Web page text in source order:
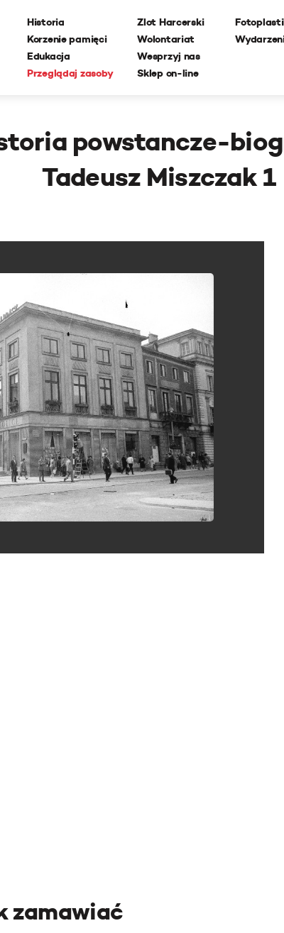
Historia
Korzenie pamięci
Edukacja
Przeglądaj zasoby
Zlot Harcerski
Wolontariat
Wesprzyj nas
Sklep on-line
powstancze-
Tadeusz Miszczak 1
zamawiać